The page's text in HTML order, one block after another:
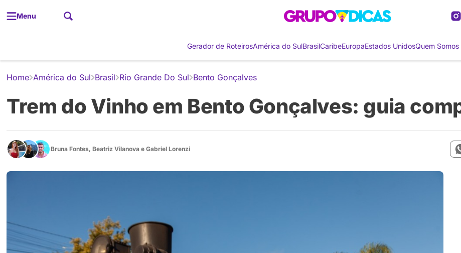
Menu
Gerador de RoteirosAmérica do SulBrasilCaribeEuropaEstados UnidosQuem Somos
Home América do Sul Brasil Rio Grande Do Sul Bento Gonçalves
Trem do Vinho em Bento Gonçalves: guia
Bruna Fontes, Beatriz Vilanova e Gabriel Lorenzi